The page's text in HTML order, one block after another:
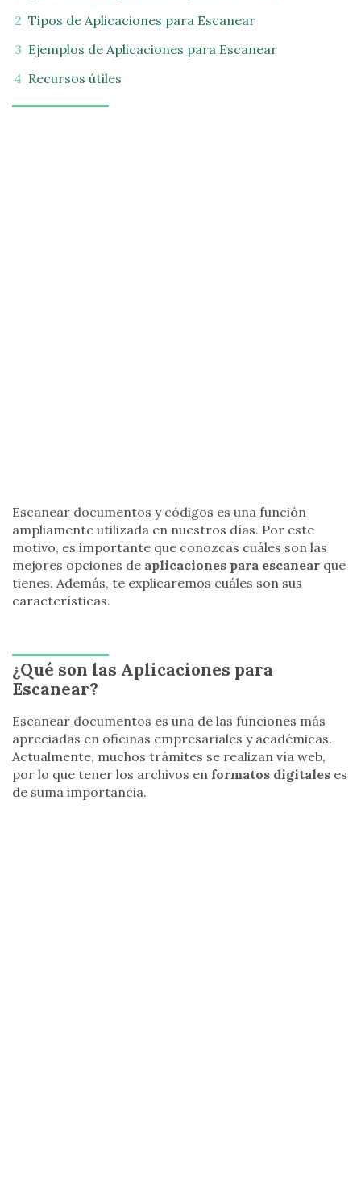
Tipos de Aplicaciones para Escanear
Ejemplos de Aplicaciones para Escanear
Recursos útiles
Escanear documentos y códigos es una función
ampliamente utilizada en nuestros días. Por este
motivo, es importante que conozcas cuáles son las
mejores opciones de aplicaciones para escanear que
tienes. Además, te explicaremos cuáles son sus
características.
¿Qué son las Aplicaciones para
Escanear?
Escanear documentos es una de las funciones más
apreciadas en oficinas empresariales y académicas.
Actualmente, muchos trámites se realizan vía web,
por lo que tener los archivos en formatos digitales es
de suma importancia.